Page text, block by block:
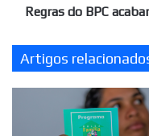
Regras do BPC
Artigos